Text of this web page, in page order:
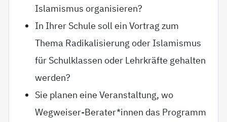
Islamismus organisieren?
In Ihrer Schule soll ein Vortrag zum
Thema Radikalisierung oder Islamismus
für Schulklassen oder Lehrkräfte gehalten
werden?
Sie planen eine Veranstaltung, wo
Wegweiser-Berater*innen das Programm